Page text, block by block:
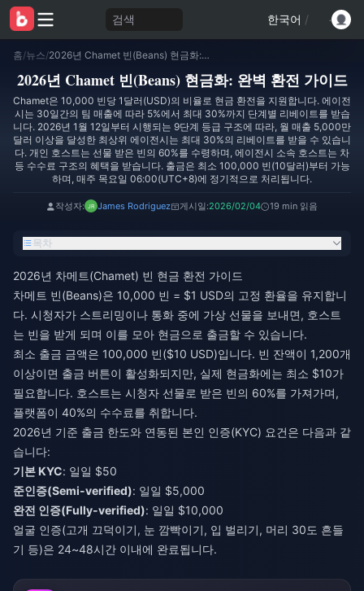
검색 한국어 /
홈/뉴스/ 2026년 Chamet 빈(Beans) 현금화: 완벽 환전 가이드
2026년 Chamet 빈(Beans) 현금화: 완벽 환전 가이드
Chamet은 10,000 빈당 1달러(USD)의 비율로 현금 환전을 지원합니다. 에이전
시는 30일간의 팀 매출에 따라 5%에서 최대 30%까지 단계별 리베이트를 받습
니다. 2026년 1월 12일부터 시행되는 9단계 등급 구조에 따라, 월 매출 5,000만
달러 이상을 달성한 최상위 에이전시는 최대 30%의 리베이트를 받을 수 있습니
다. 개인 호스트는 선물 받은 빈의 60%를 수령하며, 에이전시 소속 호스트는 차
등 수수료 구조의 혜택을 받습니다. 출금은 최소 100,000 빈(10달러)부터 가능
하며, 매주 목요일 06:00(UTC+8)에 정기적으로 처리됩니다.
작성자: James Rodriguez 게시일:2026/02/04 19 min 읽음
목차
2026년 차메트(Chamet) 빈 현금 환전 가이드
차메트 빈(Beans)은 10,000 빈 = $1 USD의 고정 환율을 유지합니
다. 시청자가 스트리밍이나 통화 중에 가상 선물을 보내면, 호스트
는 빈을 받게 되며 이를 모아 현금으로 출금할 수 있습니다.
최소 출금 금액은 100,000 빈($10 USD)입니다. 빈 잔액이 1,200개
이상이면 출금 버튼이 활성화되지만, 실제 현금화에는 최소 $10가
필요합니다. 호스트는 시청자 선물로 받은 빈의 60%를 가져가며,
플랫폼이 40%의 수수료를 취합니다.
2026년 기준 출금 한도와 연동된 본인 인증(KYC) 요건은 다음과 같
습니다:
기본 KYC: 일일 $50
준인증(Semi-verified): 일일 $5,000
완전 인증(Fully-verified): 일일 $10,000
얼굴 인증(고개 끄덕이기, 눈 깜빡이기, 입 벌리기, 머리 30도 흔들
기 등)은 24~48시간 이내에 완료됩니다.